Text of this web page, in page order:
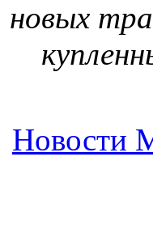
новых
Новости